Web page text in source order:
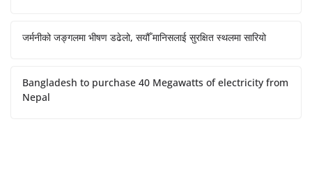
जर्मनीको जङ्गलमा भीषण डढेलो, सयौँ मानिसलाई सुरक्षित स्थलमा सारियो
Bangladesh to purchase 40 Megawatts of electricity from
Nepal